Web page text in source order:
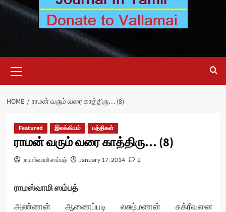
Menu
HOME ராமன் வரும் வ​ரை காத்திரு… (8)
Featured இலக்கியம் பத்திகள்
ராமன் வரும் வ​ரை காத்திரு… (8)
ராமஸ்வாமி ஸம்பத் January 17, 2014 2
ராமஸ்வாமி ஸம்பத்
அண்ணன் ஆணைப்படி லக்ஷ்மணன் சுக்ரீவனை